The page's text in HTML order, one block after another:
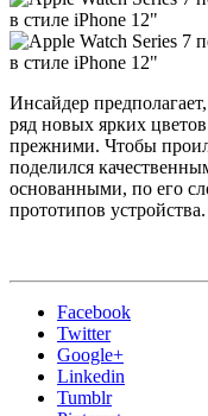
Инсайдер
ряд новых ярких
прежними. Чтобы
поделился
основанными, по его
прототипов устройства.
Facebook
Twitter
Google+
Linkedin
Tumblr